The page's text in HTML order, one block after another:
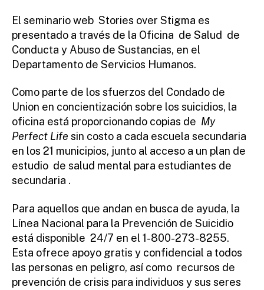
El seminario web Stories over Stigma es
presentado a través de la Oficina de Salud de
Conducta y Abuso de Sustancias, en el
Departamento de Servicios Humanos.
Como parte de los sfuerzos del Condado de
Union en concientización sobre los suicidios, la
oficina está proporcionando copias de My
Perfect Life sin costo a cada escuela secundaria
en los 21 municipios, junto al acceso a un plan de
estudio de salud mental para estudiantes de
secundaria .
Para aquellos que andan en busca de ayuda, la
Línea Nacional para la Prevención de Suicidio
está disponible 24/7 en el 1-800-273-8255.
Esta ofrece apoyo gratis y confidencial a todos
las personas en peligro, así como recursos de
prevención de crisis para individuos y sus seres